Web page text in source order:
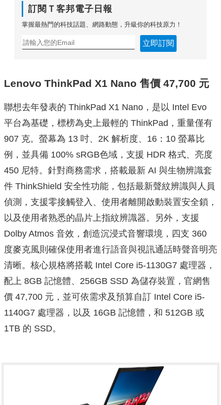
訂閱Ｔ客邦電子日報
掌握最熱門的科技話題、網路動態，升級你的科技原力！
立即訂閱
Lenovo ThinkPad X1 Nano 售價 47,700 元
聯想去年發表的 ThinkPad X1 Nano，是以 Intel Evo
平台為基礎，標榜為史上最輕的 ThinkPad，重量僅有
907 克。螢幕為 13 吋、2K 解析度、16：10 螢幕比
例，並具備 100% sRGB色域，支援 HDR 格式、亮度
450 尼特。針對商務需求，搭載最新 AI 與生物辨識套
件 ThinkShield 安全性功能，包括最新聲紋辨識與人員
偵測，支援零接觸登入、使用者離開啟動裝置安全鎖，
以及使用者熟悉的晶片上指紋辨識器。另外，支援
Dolby Atmos 音效，創造沉浸式音響環境，四支 360
度麥克風則確保使用者進行語音與視訊通話時聲音明亮
清晰。核心規格將搭載 Intel Core i5-1130G7 處理器，
配上 8GB 記憶體、256GB SSD 為儲存裝置，官網售
價 47,700 元，並可依需求及預算自訂 Intel Core i5-
1140G7 處理器，以及 16GB 記憶體，和 512GB 或
1TB 的 SSD。